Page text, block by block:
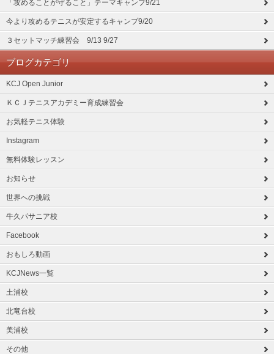
「攻めることが守ること」テーマキャンプ9/21
今より攻めるテニスが安定するキャンプ9/20
３セットマッチ練習会 9/13 9/27
ブログカテゴリ
KCJ Open Junior
ＫＣＪテニスアカデミー育成練習会
お気軽テニス体験
Instagram
無料体験レッスン
お知らせ
世界への挑戦
牛久パサニア校
Facebook
おもしろ動画
KCJNews一覧
土浦校
北竜台校
美浦校
その他